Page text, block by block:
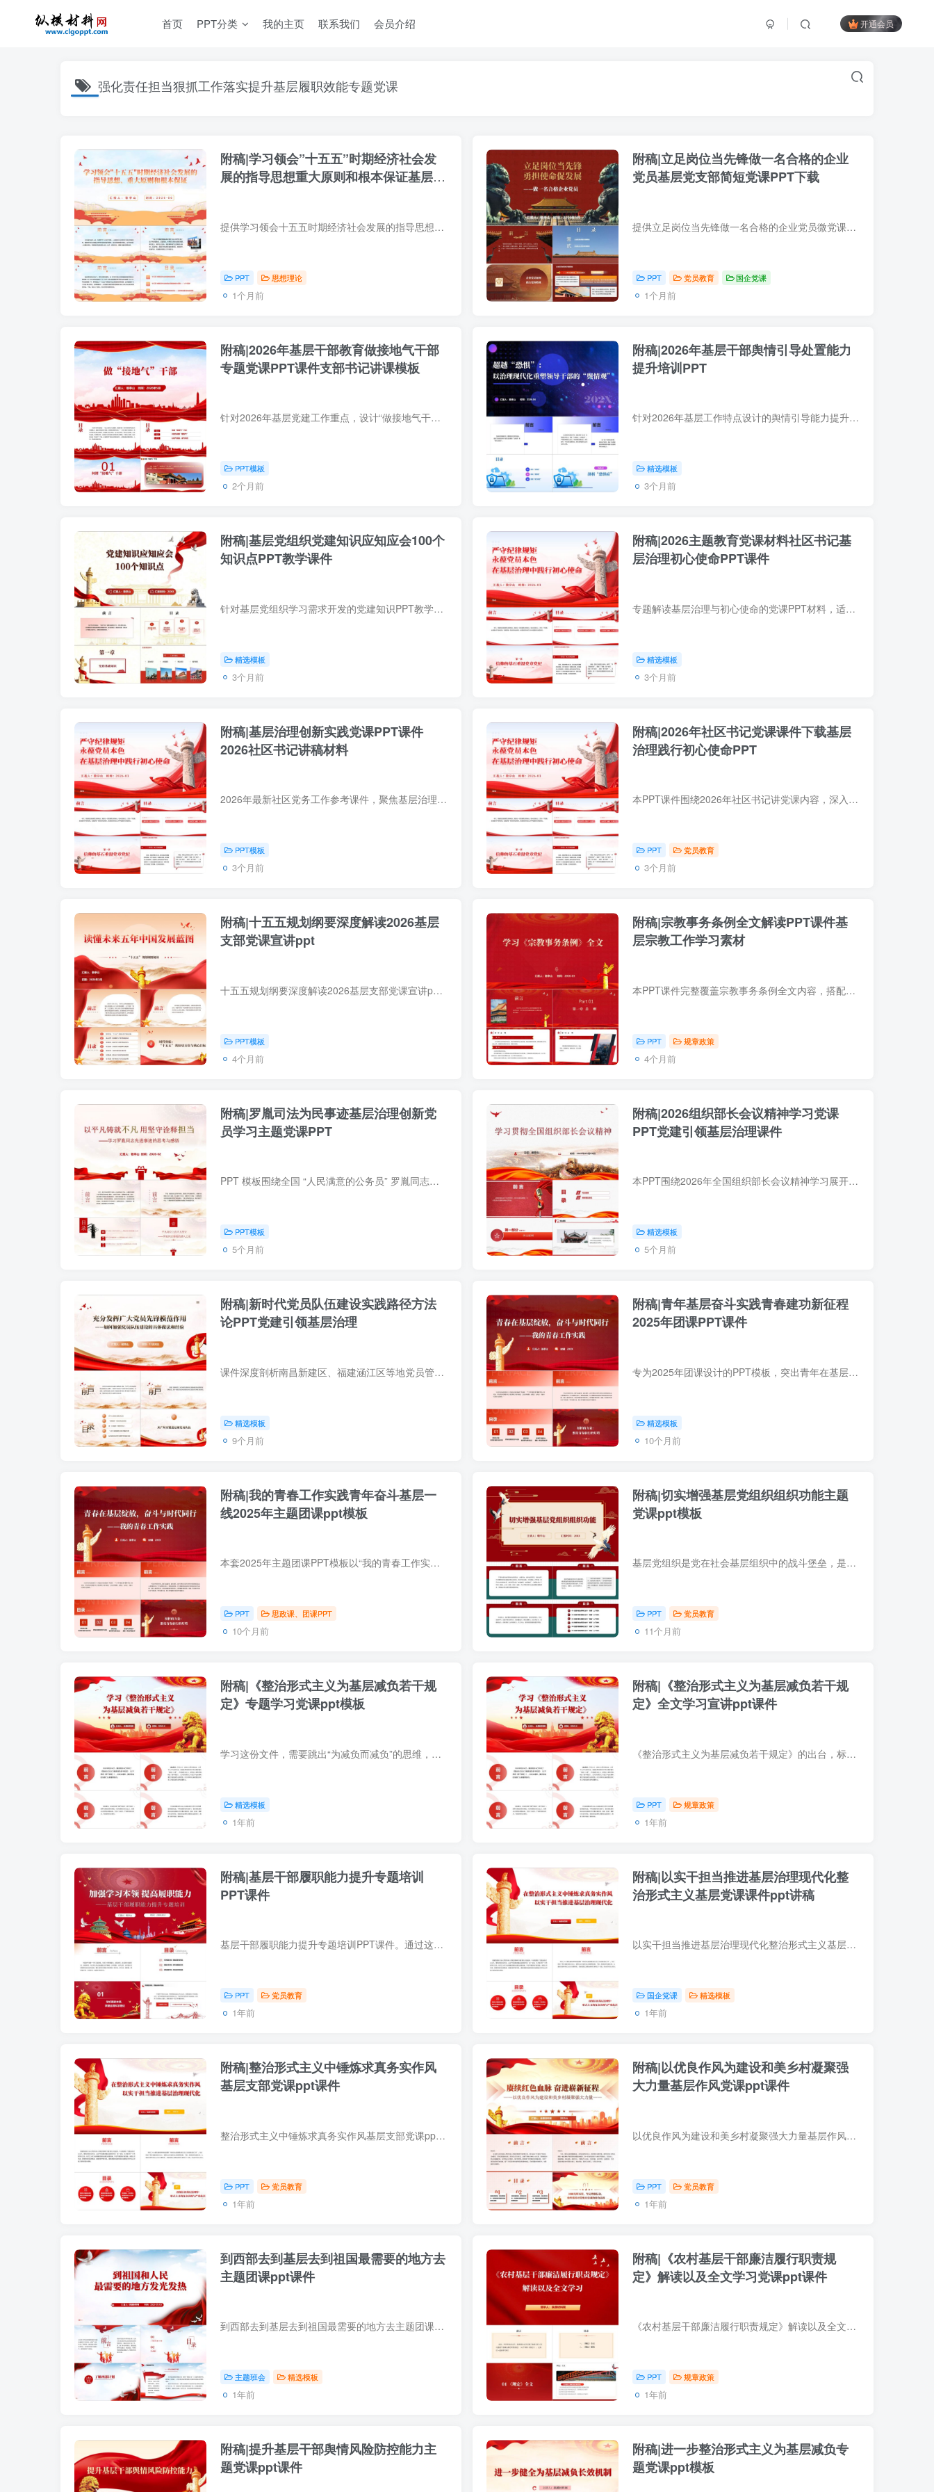
首页 PPT分类 我的主页 联系我们 会员介绍 开通会员
强化责任担当狠抓工作落实提升基层履职效能专题党课
附稿|学习领会”十五五”时期经济社会发
展的指导思想重大原则和根本保证基层党
提供学习领会十五五时期经济社会发展的指导思想重大原则和根本保证基层党课宣讲PPT模板，包含十五五规划核心要点梳理、六个坚持重大原则图解及党的全面领导根本保证内容排版，适用于机关企事业...
PPT 思想理论
1个月前
附稿|立足岗位当先锋做一名合格的企业
党员基层党支部简短党课PPT下载
提供立足岗位当先锋做一名合格的企业党员微党课PPT模板下载，适用于国有企业及民营企业基层党支部开展党员思想教育、主题党日活动。内容涵盖合格党员标准、岗位先锋作用发挥、履职尽责担当等章...
PPT 党员教育 国企党课
1个月前
附稿|2026年基层干部教育做接地气干部
专题党课PPT课件支部书记讲课模板
针对2026年基层党建工作重点，设计“做接地气干部”专题党课PPT。课件详细阐述新时代基层干部如何践行“一线工作法”、掌握群众语言、解决实际问题。内含丰富图表与案例，结构包含理论解读、方...
PPT模板
2个月前
附稿|2026年基层干部舆情引导处置能力
提升培训PPT
针对2026年基层工作特点设计的舆情引导能力提升PPT课件。重点讲解基层常见舆情风险识别、线上线下联动处置技巧、群众沟通话术及应急演练方案。模板逻辑清晰，案例贴近基层实际，助力乡镇、街道...
精选模板
3个月前
附稿|基层党组织党建知识应知应会100个
知识点PPT教学课件
针对基层党组织学习需求开发的党建知识PPT教学课件，精选应知应会100个知识点，融合政策解读、案例分析与实践指导。模板设计兼顾专业性与视觉表现，支持内容自定义修改，适用于党课教学、党员自...
精选模板
3个月前
附稿|2026主题教育党课材料社区书记基
层治理初心使命PPT课件
专题解读基层治理与初心使命的党课PPT材料，适用于2026年社区党组织学习活动。课件涵盖治理理论、实践路径、典型经验及新时代要求，设计专业、逻辑清晰，为社区书记、党务工作者提供即下即用的...
精选模板
3个月前
附稿|基层治理创新实践党课PPT课件
2026社区书记讲稿材料
2026年最新社区党务工作参考课件，聚焦基层治理实践与初心使命担当，内含社区书记讲党课的标准讲稿框架、实务案例分析及图文演示模板，内容紧扣当前治理热点，助力提升党课讲授质量与基层工作水...
PPT模板
3个月前
附稿|2026年社区书记党课课件下载基层
治理践行初心使命PPT
本PPT课件围绕2026年社区书记讲党课内容，深入阐述在基层治理中如何践行初心使命，包含治理创新、服务群众、党建引领等核心模块，课件结构完整、案例详实，适用于党课学习、干部培训、工作参考...
PPT 党员教育
3个月前
附稿|十五五规划纲要深度解读2026基层
支部党课宣讲ppt
十五五规划纲要深度解读2026基层支部党课宣讲ppt，紧扣国家十五五规划部署，拆解高质量发展、新质生产力等核心内容，适配基层党支部书记备课使用，搭建完整党课框架，清晰呈现规划亮点与学习重...
PPT模板
4个月前
附稿|宗教事务条例全文解读PPT课件基
层宗教工作学习素材
本PPT课件完整覆盖宗教事务条例全文内容，搭配细致条款解读与核心要点梳理，适配基层宗教工作、单位政策学习、法治宣讲等场景使用，助力相关人员快速掌握条例核心规定、规范宗教事务管理流程，...
PPT 规章政策
4个月前
附稿|罗胤司法为民事迹基层治理创新党
员学习主题党课PPT
PPT 模板围绕全国 “人民满意的公务员” 罗胤同志事迹展开，深度解读其扎根一线破解民生难题的工作智慧，包括近百份调解协议达成、3000 万元纠纷化解等实绩，以及 “三三得久” 调解法、“中轴...
PPT模板
5个月前
附稿|2026组织部长会议精神学习党课
PPT党建引领基层治理课件
本PPT围绕2026年全国组织部长会议精神学习展开，重点突出党建引领基层治理、增强基层党组织政治功能和组织功能等核心内容，涵盖村社“两委”换届、基层政权建设、人才集聚支撑等关键知识点。
精选模板
5个月前
附稿|新时代党员队伍建设实践路径方法
论PPT党建引领基层治理
课件深度剖析南昌新建区、福建涵江区等地党员管理创新实践，涵盖流动党员双向赋能、无职党员设岗定责等热点难点解决方案，为提升党员队伍建设质量提供系统参考模板。
精选模板
9个月前
附稿|青年基层奋斗实践青春建功新征程
2025年团课PPT课件
专为2025年团课设计的PPT模板，突出青年在基层一线的担当与成长，包含思想引领、实践案例、典型人物（如黄文秀、苏翊鸣）等内容模块，采用红色视觉风格，适配企业、高校、社区等团组织主题学习...
精选模板
10个月前
附稿|我的青春工作实践青年奋斗基层一
线2025年主题团课ppt模板
本套2025年主题团课PPT模板以“我的青春工作实践”为核心，聚焦青年在基层一线的奋斗故事，内容涵盖乡村振兴、科技创新、志愿服务等实践案例，结构完整包含封面、目录、过渡页、内容页及结尾，...
PPT 思政课、团课PPT
10个月前
附稿|切实增强基层党组织组织功能主题
党课ppt模板
基层党组织是党在社会基层组织中的战斗堡垒，是我们开展工作、服务群众的重要阵地。在新的发展阶段，切实增强基层党组织的组织功能，对于推动各项事业进步具有基础性、全局性的意义。这份PPT将...
PPT 党员教育
11个月前
附稿|《整治形式主义为基层减负若干规
定》专题学习党课ppt模板
学习这份文件，需要跳出“为减负而减负”的思维，认识到其背后是工作理念的升级：从“重形式”转向“重实效”，从“向上负责”转向“向下服务”。
精选模板
1年前
附稿|《整治形式主义为基层减负若干规
定》全文学习宣讲ppt课件
《整治形式主义为基层减负若干规定》的出台，标志着我们在深化作风建设上迈出了关键一步。这份文件不是简单的政策宣导，而是从制度层面为基层松绑赋能的实际行动。
PPT 规章政策
1年前
附稿|基层干部履职能力提升专题培训
PPT课件
基层干部履职能力提升专题培训PPT课件。通过这样的优化，不仅能让学员学有所获，也能让培训更具吸引力和实用性。
PPT 党员教育
1年前
附稿|以实干担当推进基层治理现代化​​整
治形式主义基层党课课件ppt讲稿
以实干担当推进基层治理现代化​​整治形式主义基层党课课件ppt讲稿，内容语言平实，注重操作性，希望能为基层干部提供实实在在的参考，推动形成“察实情、出实招、求实效”的良好氛围。
国企党课 精选模板
1年前
附稿|整治形式主义中锤炼求真务实作风
基层支部党课ppt课件
整治形式主义中锤炼求真务实作风基层支部党课ppt课件，这份材料旨在为基层工作者提供可借鉴的思路，助力他们在实践中少走弯路，真正把好事办好、实事办实。
PPT 党员教育
1年前
附稿|以优良作风为建设和美乡村凝聚强
大力量基层作风党课ppt课件
以优良作风为建设和美乡村凝聚强大力量基层作风党课ppt课件，帮助干部和群众深刻理解红色精神的内涵，激发大家投身乡村建设的热情，共同绘就乡村振兴的壮美画卷。
PPT 党员教育
1年前
到西部去到基层去到祖国最需要的地方去
主题团课ppt课件
到西部去到基层去到祖国最需要的地方去主题团课ppt课件，让听众感受到冰冷的政策条文背后，是无数个热血青春的鲜活注脚。
主题班会 精选模板
1年前
附稿|《农村基层干部廉洁履行职责规
定》解读以及全文学习党课ppt课件
《农村基层干部廉洁履行职责规定》解读以及全文学习党课ppt课件，课件最后还准备了自查清单，您对照着捋一捋，哪些雷区绝对不能碰。
PPT 规章政策
1年前
附稿|提升基层干部舆情风险防控能力主
题党课ppt课件
附稿|进一步整治形式主义为基层减负专
题党课ppt模板